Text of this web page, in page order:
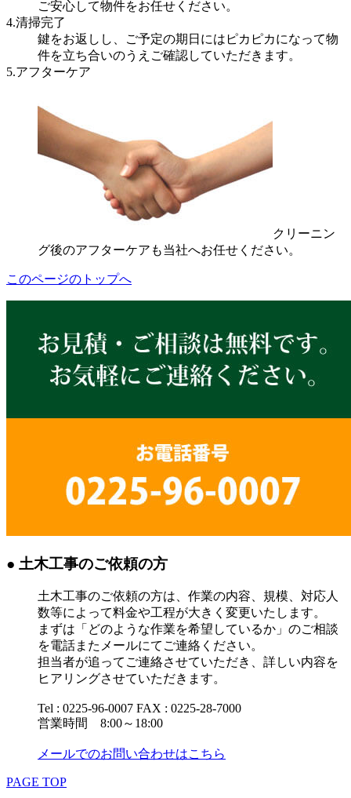
ご安心して物件をお任せください。
4.清掃完了
鍵をお返しし、ご予定の期日にはピカピカになって物
件を立ち合いのうえご確認していただきます。
5.アフターケア
クリーニン
グ後のアフターケアも当社へお任せください。
このページのトップへ
● 土木工事のご依頼の方
土木工事のご依頼の方は、作業の内容、規模、対応人
数等によって料金や工程が大きく変更いたします。
まずは「どのような作業を希望しているか」のご相談
を電話またメールにてご連絡ください。
担当者が追ってご連絡させていただき、詳しい内容を
ヒアリングさせていただきます。
Tel : 0225-96-0007 FAX : 0225-28-7000
営業時間 8:00～18:00
メールでのお問い合わせはこちら
PAGE TOP